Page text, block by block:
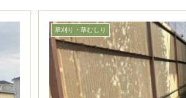
草刈り・草むしり